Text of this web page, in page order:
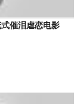
催泪虐恋电影